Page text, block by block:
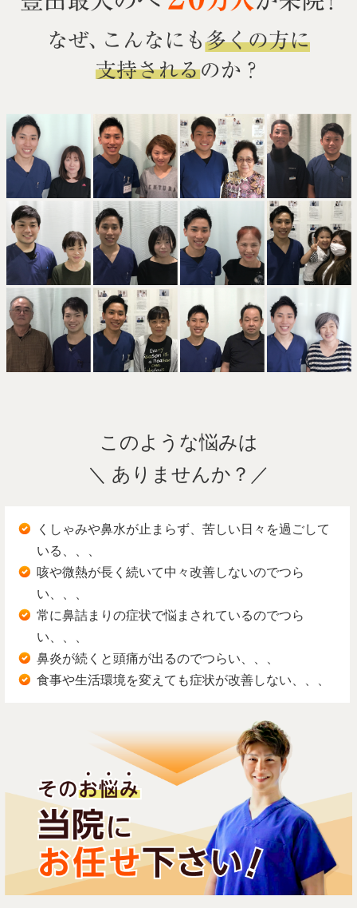
このような悩みは
＼ ありませんか？／
くしゃみや鼻水が止まらず、苦しい日々を過ごして
いる、、、
咳や微熱が長く続いて中々改善しないのでつら
い、、、
常に鼻詰まりの症状で悩まされているのでつら
い、、、
鼻炎が続くと頭痛が出るのでつらい、、、
食事や生活環境を変えても症状が改善しない、、、